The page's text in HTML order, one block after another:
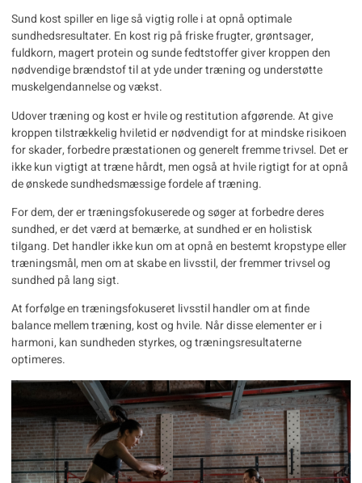
Sund kost spiller en lige så vigtig rolle i at opnå optimale
sundhedsresultater. En kost rig på friske frugter, grøntsager,
fuldkorn, magert protein og sunde fedtstoffer giver kroppen den
nødvendige brændstof til at yde under træning og understøtte
muskelgendannelse og vækst.
Udover træning og kost er hvile og restitution afgørende. At give
kroppen tilstrækkelig hviletid er nødvendigt for at mindske risikoen
for skader, forbedre præstationen og generelt fremme trivsel. Det er
ikke kun vigtigt at træne hårdt, men også at hvile rigtigt for at opnå
de ønskede sundhedsmæssige fordele af træning.
For dem, der er træningsfokuserede og søger at forbedre deres
sundhed, er det værd at bemærke, at sundhed er en holistisk
tilgang. Det handler ikke kun om at opnå en bestemt kropstype eller
træningsmål, men om at skabe en livsstil, der fremmer trivsel og
sundhed på lang sigt.
At forfølge en træningsfokuseret livsstil handler om at finde
balance mellem træning, kost og hvile. Når disse elementer er i
harmoni, kan sundheden styrkes, og træningsresultaterne
optimeres.